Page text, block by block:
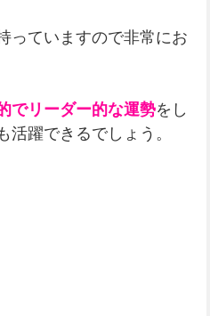
っていますので非常にお
でリーダー的な運勢をし
活躍できるでしょう。